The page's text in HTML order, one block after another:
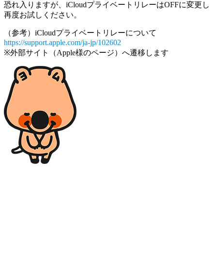
恐れ入りますが、iCloudプライベートリレーはOFFに変更し
再度お試しください。
（参考）iCloudプライベートリレーについて
https://support.apple.com/ja-jp/102602
※外部サイト（Apple様のページ）へ遷移します